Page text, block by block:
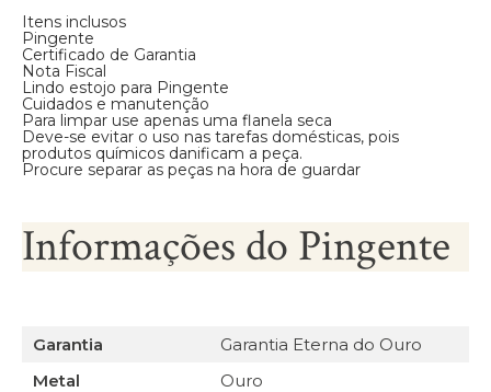
Itens inclusos
Pingente
Certificado de Garantia
Nota Fiscal
Lindo estojo para Pingente
Cuidados e manutenção
Para limpar use apenas uma flanela seca
Deve-se evitar o uso nas tarefas domésticas, pois
produtos químicos danificam a peça.
Procure separar as peças na hora de guardar
Informações do Pingente
Garantia
Garantia Eterna do Ouro
Metal
Ouro